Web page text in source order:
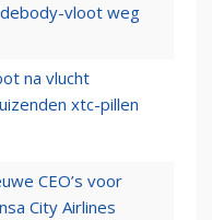
vloot weg
na vlucht
xtc-pillen
CEO’s voor
City Airlines